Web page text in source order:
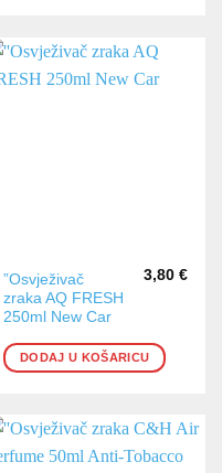
”Osvježivač
zraka AQ FRESH
250ml New Car
3,80 €
DODAJ U KOŠARICU